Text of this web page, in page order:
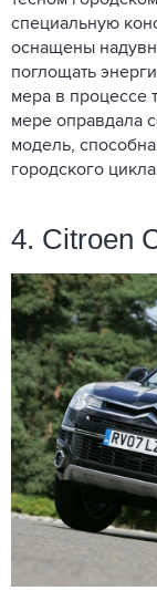
специальную
оснащены
поглощать
мера в процессе
мере оправдала
модель,
городского
4. Citroen